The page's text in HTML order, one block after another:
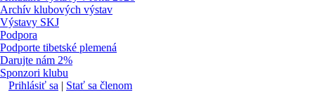
Archív klubových výstav
Výstavy SKJ
Podpora
Podporte tibetské plemená
Darujte nám 2%
Sponzori klubu
Prihlásiť sa | Stať sa členom